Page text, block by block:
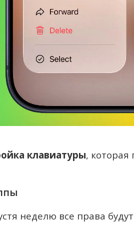
клавиатуры,
неделю все права будут